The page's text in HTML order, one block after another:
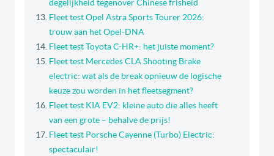
degelijkheid tegenover Chinese frisheid
Fleet test Opel Astra Sports Tourer 2026:
trouw aan het Opel-DNA
Fleet test Toyota C-HR+: het juiste moment?
Fleet test Mercedes CLA Shooting Brake
electric: wat als de break opnieuw de logische
keuze zou worden in het fleetsegment?
Fleet test KIA EV2: kleine auto die alles heeft
van een grote – behalve de prijs!
Fleet test Porsche Cayenne (Turbo) Electric:
spectaculair!